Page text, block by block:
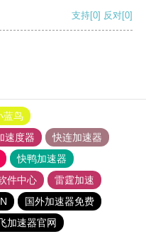
支持[0] 反对[0]
蓝鸟
速度器
快连加速器
快鸭加速器
件中心
雷霆加速
国外加速器免费
加速器官网